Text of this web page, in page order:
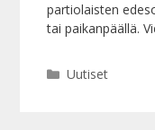
partiolaisten
tai paikanpäällä.
Kategoriat
Uutiset